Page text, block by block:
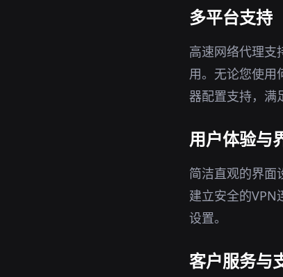
多平台支持
高速网络代理
用。无论您使用
器配置支持，满
用户体验与
简洁直观的界面
建立安全的VPN
设置。
客户服务与